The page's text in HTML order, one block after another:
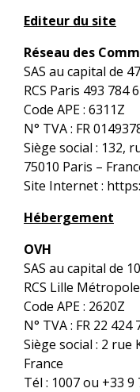
Editeur du site
Réseau des
SAS au capital de
RCS Paris 493 784
Code APE : 6311Z
N° TVA : FR
Siège social : 132,
75010 Paris –
Site Internet :
Hébergement
OVH
SAS au capital de
RCS Lille
Code APE : 2620Z
N° TVA : FR 22 424
Siège social : 2 rue
France
Tél : 1007 ou +33 9